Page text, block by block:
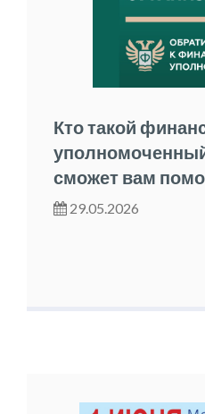
Кто такой
сможет вам
29.05.2026